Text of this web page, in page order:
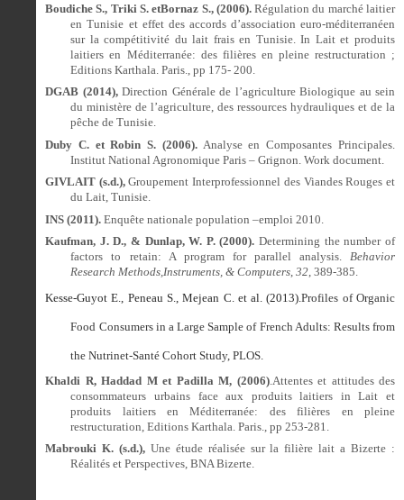
Boudiche S., Triki S. etBornaz S., (2006).Régulation du marché laitier
en Tunisie et effet des accords d’association euro-méditerranéen
sur la compétitivité du lait frais en Tunisie. In Lait et produits
laitiers en Méditerranée: des filières en pleine restructuration ;
Editions Karthala. Paris., pp 175- 200.
DGAB (2014),Direction Générale de l’agriculture Biologique au sein
du ministère de l’agriculture, des ressources hydrauliques et de la
pêche de Tunisie.
Duby C. et Robin S. (2006).Analyse en Composantes Principales.
Institut National Agronomique Paris – Grignon. Work document.
GIVLAIT (s.d.),Groupement Interprofessionnel des Viandes Rouges et
du Lait, Tunisie.
INS (2011). Enquête nationale population –emploi 2010.
Kaufman, J. D., & Dunlap, W. P. (2000). Determining the number of
factors to retain: A program for parallel analysis. Behavior
Research Methods,Instruments, & Computers,32, 389-385.
Kesse-Guyot E., Peneau S., Mejean C. et al. (2013).Profiles of Organic
Food Consumers in a Large Sample of French Adults: Results from
the Nutrinet-Santé Cohort Study, PLOS.
Khaldi R, Haddad M et Padilla M, (2006).Attentes et attitudes des
consommateurs urbains face aux produits laitiers in Lait et
produits laitiers en Méditerranée: des filières en pleine
restructuration, Editions Karthala. Paris., pp 253-281.
Mabrouki K. (s.d.), Une étude réalisée sur la filière lait a Bizerte :
Réalités et Perspectives, BNA Bizerte.